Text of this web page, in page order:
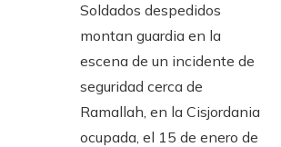
Soldados despedidos
montan guardia en la
escena de un incidente de
seguridad cerca de
Ramallah, en la Cisjordania
ocupada, el 15 de enero de